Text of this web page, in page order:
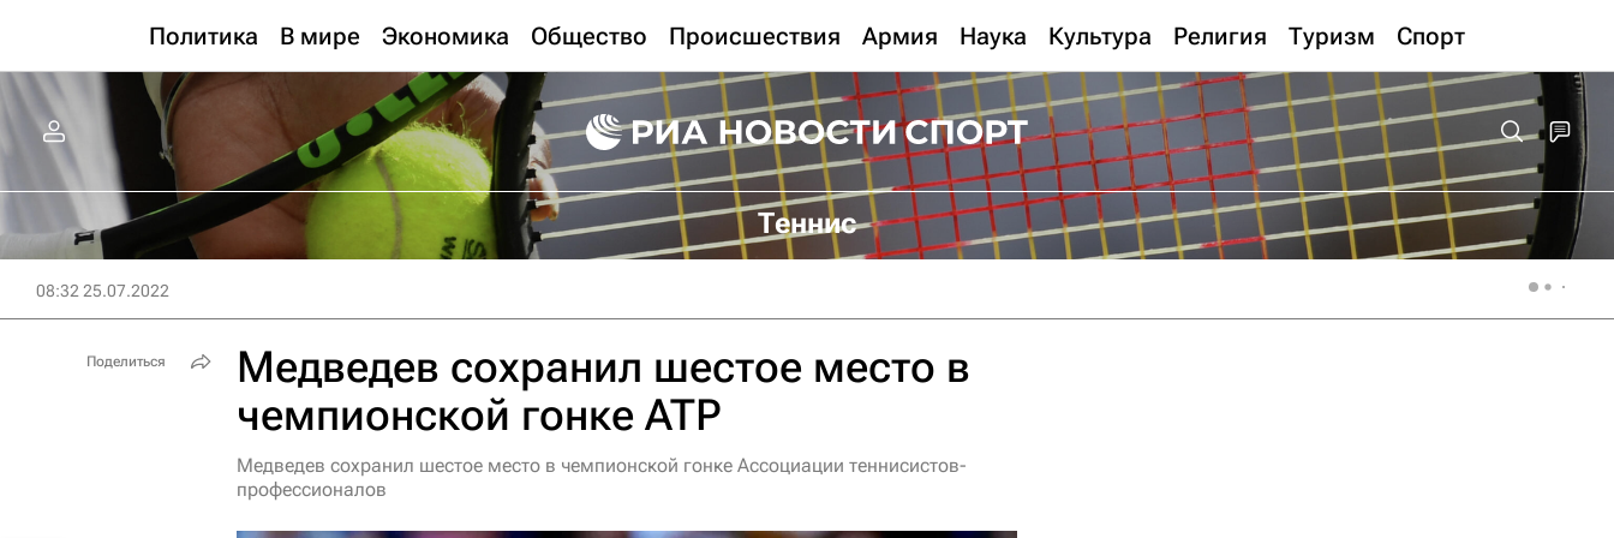
Политика В мире Экономика Общество Происшествия Армия Наука Культура Религия Туризм Спорт
Теннис
08:32 25.07.2022
Медведев сохранил шестое место в
чемпионской гонке ATP
Медведев сохранил шестое место в чемпионской гонке Ассоциации теннисистов-
профессионалов
Поделиться